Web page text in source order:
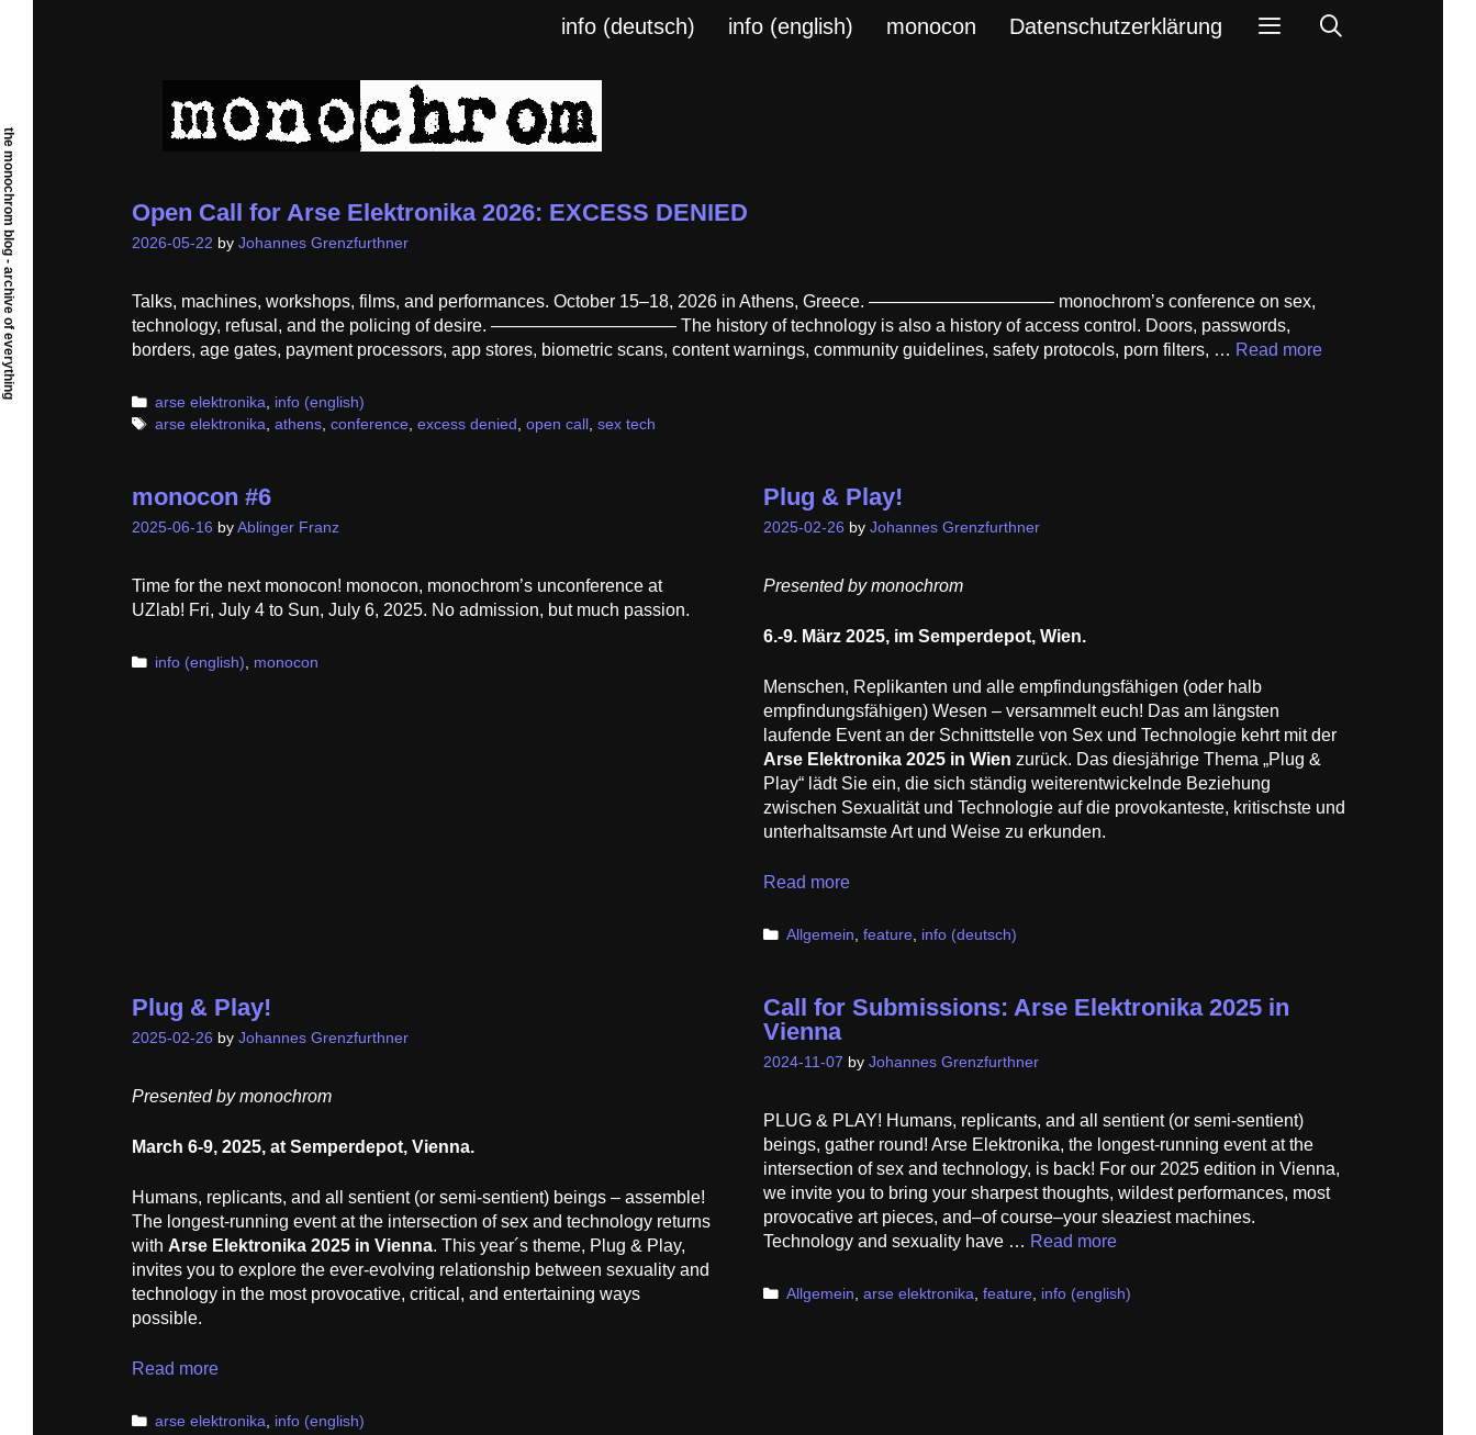
info (deutsch) info (english) monocon Datenschutzerklärung
Open Call for Arse Elektronika 2026: EXCESS DENIED
2026-05-22 by Johannes Grenzfurthner
Talks, machines, workshops, films, and performances. October 15–18, 2026 in Athens, Greece. ——————————– monochrom’s conference on sex,
technology, refusal, and the policing of desire. ——————————– The history of technology is also a history of access control. Doors, passwords,
borders, age gates, payment processors, app stores, biometric scans, content warnings, community guidelines, safety protocols, porn filters, … Read more
Categories
arse elektronika
info (english)
Tags
arse elektronika athens, conference, excess denied open call sex tech
monocon #6
2025-06-16 by Ablinger Franz
Time for the next monocon! monocon, monochrom’s unconference at
UZlab! Fri, July 4 to Sun, July 6, 2025. No admission, but much passion.
Categories
info (english) monocon
Plug & Play!
2025-02-26 by Johannes Grenzfurthner
Presented by monochrom
6.-9. März 2025, im Semperdepot, Wien.
Menschen, Replikanten und alle empfindungsfähigen (oder halb
empfindungsfähigen) Wesen – versammelt euch! Das am längsten
laufende Event an der Schnittstelle von Sex und Technologie kehrt mit der
Arse Elektronika 2025 in Wien zurück. Das diesjährige Thema „Plug &
Play“ lädt Sie ein, die sich ständig weiterentwickelnde Beziehung
zwischen Sexualität und Technologie auf die provokanteste, kritischste und
unterhaltsamste Art und Weise zu erkunden.
Read morePlug
Play!
Categories
Allgemein feature, info (deutsch)
Plug & Play!
2025-02-26 by Johannes Grenzfurthner
Presented by monochrom
March 6-9, 2025, at Semperdepot, Vienna.
Humans, replicants, and all sentient (or semi-sentient) beings – assemble!
The longest-running event at the intersection of sex and technology returns
with Arse Elektronika 2025 in Vienna. This year´s theme, Plug & Play,
invites you to explore the ever-evolving relationship between sexuality and
technology in the most provocative, critical, and entertaining ways
possible.
Read morePlug
Play!
Categories
arse elektronika info (english)
Call for Submissions: Arse Elektronika 2025 in
Vienna
2024-11-07 by Johannes Grenzfurthner
PLUG & PLAY! Humans, replicants, and all sentient (or semi-sentient)
beings, gather round! Arse Elektronika, the longest-running event at the
intersection of sex and technology, is back! For our 2025 edition in Vienna,
we invite you to bring your sharpest thoughts, wildest performances, most
provocative art pieces, and–of course–your sleaziest machines.
Technology and sexuality have … Read more
Categories
Allgemein arse elektronika feature, info (english)
the monochrom blog - archive of everything